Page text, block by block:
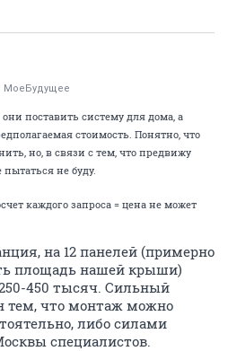
МоеБудущее
поставить систему для дома, а
стоимость. Понятно, что
но, в связи с тем, что предвижу
не буду.
каждого запроса = цена не может
на 12 панелей (примерно
площадь нашей крыши)
450 тысяч. Сильный
тем, что монтаж можно
либо силами
специалистов.